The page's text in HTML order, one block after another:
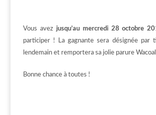
Vous avez jusqu’au mercredi 28 octobre
participer ! La gagnante sera désignée par
lendemain et remportera sa jolie parure
Bonne chance à toutes !